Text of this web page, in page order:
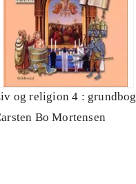
og religion 4 : grundbog
Bo Mortensen